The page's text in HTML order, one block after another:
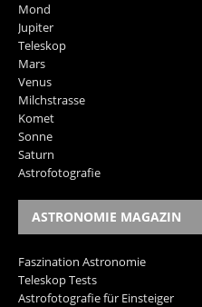
Mond
Jupiter
Teleskop
Mars
Venus
Milchstrasse
Komet
Sonne
Saturn
Astrofotografie
ASTRONOMIE MAGAZIN
Faszination Astronomie
Teleskop Tests
Astrofotografie für Einsteiger